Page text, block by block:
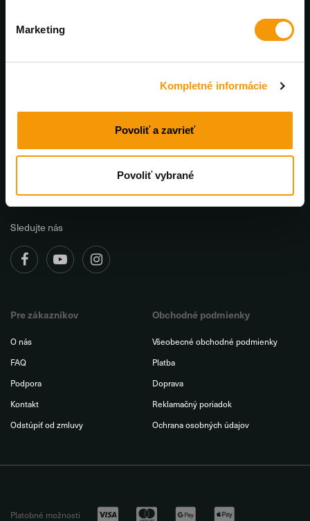
Marketing
Kompletné informácie
Povoliť a zavrieť
Povoliť vybrané
Poradíme a pomôžeme. Pracovné dni od 8 do 17:00
Tovar skladom doručíme do 48 hodín
Sledujte nás
Pre zákazníkov
O nás
FAQ
Podpora
Kontakt
Odstúpiť od zmluvy
Obchodné podmienky
Všeobecné obchodné podmienky
Platba
Doprava
Reklamačný poriadok
Ochrana osobných údajov
Platobné možnosti